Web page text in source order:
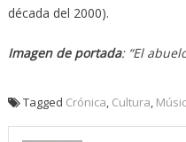
década del 2000).
Imagen de portada: “El
Tagged Crónica Cultura